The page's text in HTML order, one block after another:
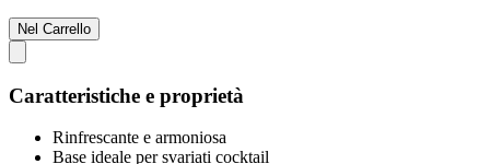
Nel Carrello
Caratteristiche e proprietà
Rinfrescante e armoniosa
Base ideale per svariati cocktail